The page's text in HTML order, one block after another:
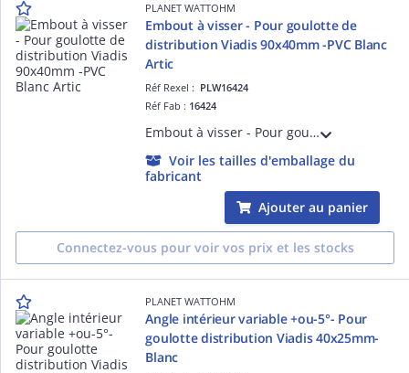
PLANET WATTOHM
Embout à visser - Pour goulotte de
distribution Viadis 90x40mm -PVC Blanc
Artic
Réf Rexel : PLW16424
Réf Fab : 16424
Embout à visser - Pour goulotte de distribution Viadis 90x40mm -PVC Blanc Artic
Voir les tailles d'emballage du
fabricant
Ajouter au panier
Connectez-vous pour voir vos prix et les stocks
PLANET WATTOHM
Angle intérieur variable +ou-5°- Pour
goulotte distribution Viadis 40x25mm-
Blanc